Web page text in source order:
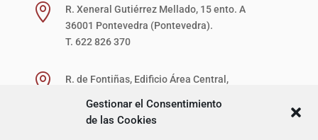
Gestionar el Consentimiento
de las Cookies

R. Xeneral Gutiérrez Mellado, 15 ento. A
36001 Pontevedra (Pontevedra).
T. 622 826 370

R. de Fontiñas, Edificio Área Central,